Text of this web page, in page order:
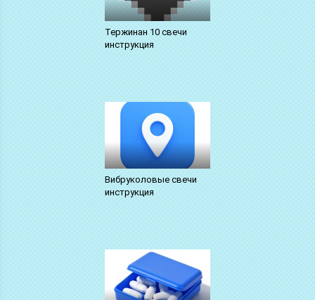
Тержинан 10 свечи
инструкция
Вибруколовые свечи
инструкция